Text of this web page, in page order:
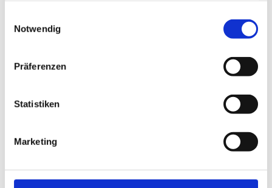
Notwendig
Präferenzen
Statistiken
Marketing